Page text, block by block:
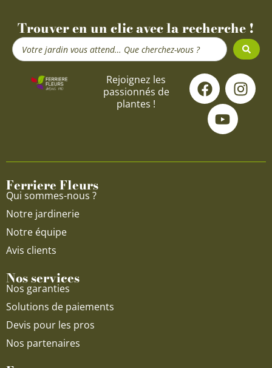
Trouver en un clic avec la recherche !
Search
...
Rejoignez les
passionnés de
plantes !
F
a
c
e
o
I
n
s
g
Y
o
u
t
u
b
Ferriere Fleurs
Qui sommes-nous ?
Notre jardinerie
Notre équipe
Avis clients
Nos services
Nos garanties
Solutions de paiements
Devis pour les pros
Nos partenaires